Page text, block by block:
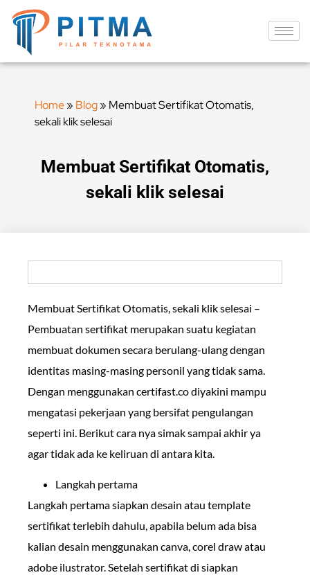
Home» Blog» Membuat Sertifikat Otomatis,
sekali klik selesai
Membuat Sertifikat Otomatis,
sekali klik selesai
Membuat Sertifikat Otomatis, sekali klik selesai –
Pembuatan sertifikat merupakan suatu kegiatan
membuat dokumen secara berulang-ulang dengan
identitas masing-masing personil yang tidak sama.
Dengan menggunakan certifast.co diyakini mampu
mengatasi pekerjaan yang bersifat pengulangan
seperti ini. Berikut cara nya simak sampai akhir ya
agar tidak ada ke keliruan di antara kita.
Langkah pertama
Langkah pertama siapkan desain atau template
sertifikat terlebih dahulu, apabila belum ada bisa
kalian desain menggunakan canva, corel draw atau
adobe ilustrator. Setelah sertifikat di siapkan